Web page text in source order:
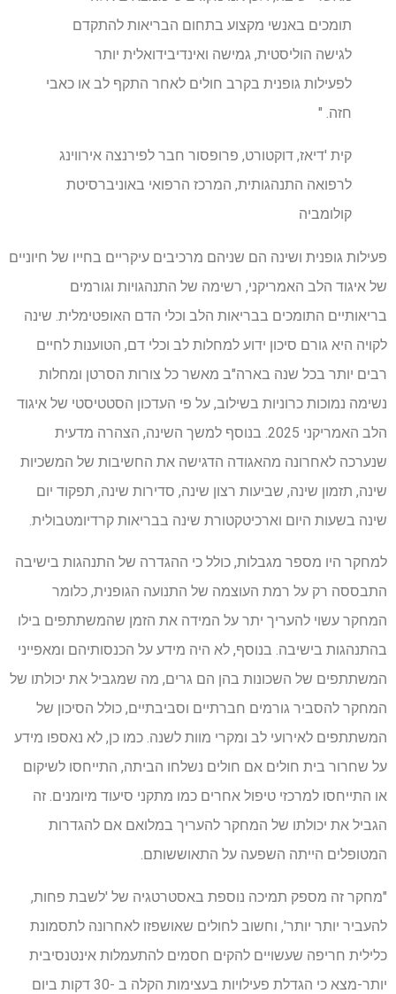
תומכים באנשי מקצוע בתחום הבריאות להתקדם
לגישה הוליסטית, גמישה ואינדיבידואלית יותר
לפעילות גופנית בקרב חולים לאחר התקף לב או כאבי
חזה. "
קית 'דיאז, דוקטורט, פרופסור חבר לפירנצה אירווינג
לרפואה התנהגותית, המרכז הרפואי באוניברסיטת
קולומביה
פעילות גופנית ושינה הם שניהם מרכיבים עיקריים בחייו של חיוניים
של איגוד הלב האמריקני, רשימה של התנהגויות וגורמים
בריאותיים התומכים בבריאות הלב וכלי הדם האופטימלית. שינה
לקויה היא גורם סיכון ידוע למחלות לב וכלי דם, הטוענות לחיים
רבים יותר בכל שנה בארה"ב מאשר כל צורות הסרטן ומחלות
נשימה נמוכות כרוניות בשילוב, על פי העדכון הסטטיסטי של איגוד
הלב האמריקני 2025. בנוסף למשך השינה, הצהרה מדעית
שנערכה לאחרונה מהאגודה הדגישה את החשיבות של המשכיות
שינה, תזמון שינה, שביעות רצון שינה, סדירות שינה, תפקוד יום
שינה בשעות היום וארכיטקטורת שינה בבריאות קרדיומטבולית.
למחקר היו מספר מגבלות, כולל כי ההגדרה של התנהגות בישיבה
התבססה רק על רמת העוצמה של התנועה הגופנית, כלומר
המחקר עשוי להעריך יתר על המידה את הזמן שהמשתתפים בילו
בהתנהגות בישיבה. בנוסף, לא היה מידע על הכנסותיהם ומאפייני
המשתתפים של השכונות בהן הם גרים, מה שמגביל את יכולתו של
המחקר להסביר גורמים חברתיים וסביבתיים, כולל הסיכון של
המשתתפים לאירועי לב ומקרי מוות לשנה. כמו כן, לא נאספו מידע
על שחרור בית חולים אם חולים נשלחו הביתה, התייחסו לשיקום
או התייחסו למרכזי טיפול אחרים כמו מתקני סיעוד מיומנים. זה
הגביל את יכולתו של המחקר להעריך במלואם אם להגדרות
המטופלים הייתה השפעה על התאוששותם.
"מחקר זה מספק תמיכה נוספת באסטרטגיה של 'לשבת פחות,
להעביר יותר יותר', וחשוב לחולים שאושפזו לאחרונה לתסמונת
כלילית חריפה שעשויים להקים חסמים להתעמלות אינטנסיבית
יותר-מצא כי הגדלת פעילויות בעצימות הקלה ב -30 דקות ביום